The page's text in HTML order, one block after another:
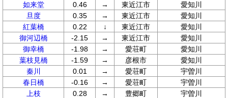
如来堂
0.46 → 東近江市
愛知川
旦度
0.35 → 東近江市
愛知川
紅葉橋
0.22 ↓ 東近江市
愛知川
御河辺橋
-2.15 → 東近江市
愛知川
御幸橋
-1.98 → 愛荘町
愛知川
葉枝見橋
-1.59 → 彦根市
愛知川
秦川
0.01 → 愛荘町
宇曽川
春日橋
-0.16 → 愛荘町
宇曽川
上枝
0.28 → 豊郷町
宇曽川